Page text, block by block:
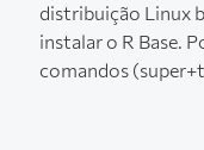
distribuição Linux
instalar o R Base.
comandos